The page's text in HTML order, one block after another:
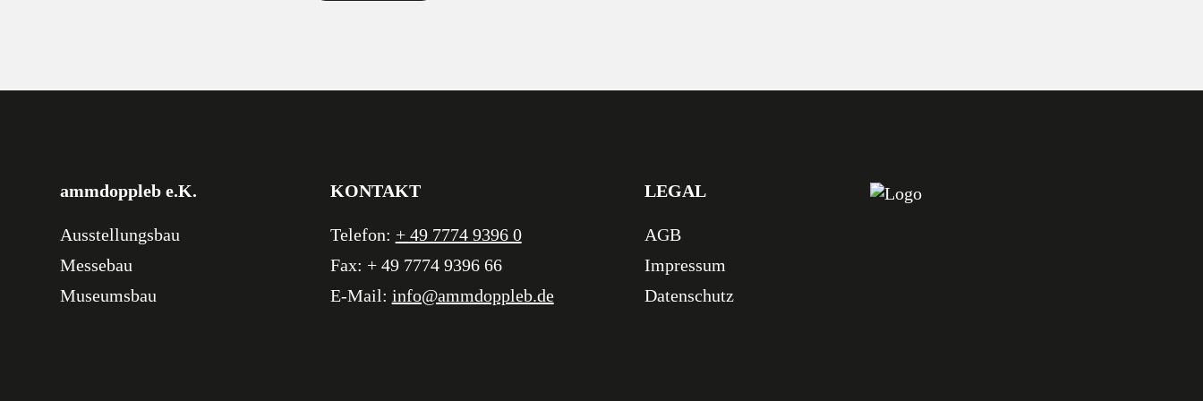
ammdoppleb e.K.
Ausstellungsbau
Messebau
Museumsbau
KONTAKT
Telefon: + 49 7774 9396 0
Fax: + 49 7774 9396 66
E-Mail: info@ammdoppleb.de
LEGAL
AGB
Impressum
Datenschutz